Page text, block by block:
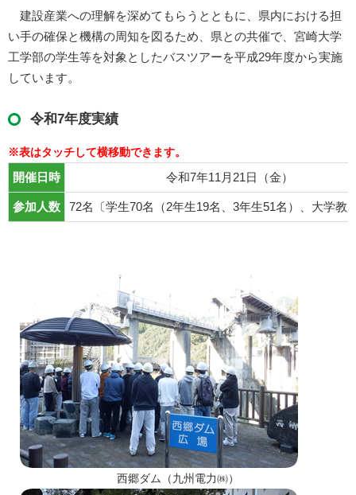
建設産業への理解を深めてもらうとともに、県内における担
い手の確保と機構の周知を図るため、県との共催で、宮崎大学
工学部の学生等を対象としたバスツアーを平成29年度から実施
しています。
令和7年度実績
開催日時 令和7年11月21日（金）
参加人数 72名〔学生70名（2年生19名、3年生51名）、大学教
西郷ダム（九州電力㈱）